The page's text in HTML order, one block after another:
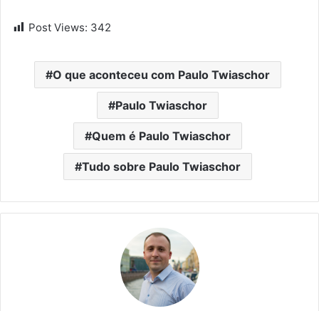
Post Views: 342
O que aconteceu com Paulo Twiaschor
Paulo Twiaschor
Quem é Paulo Twiaschor
Tudo sobre Paulo Twiaschor